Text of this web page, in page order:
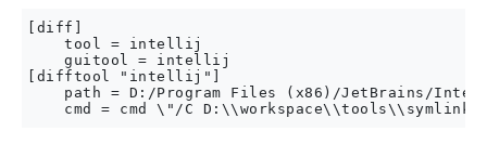
[diff]
    tool = intellij
    guitool = intellij
[difftool "intellij"]
path = D:/Program Files (x86)/JetBrains/